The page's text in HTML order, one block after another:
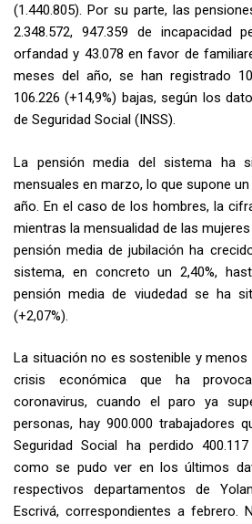
(1.440.805). Por su parte, las
2.348.572, 947.359 de incapacidad
orfandad y 43.078 en favor de
meses del año, se han registrado
106.226 (+14,9%) bajas, según los
de Seguridad Social (INSS).
La pensión media del sistema ha
mensuales en marzo, lo que supone
año. En el caso de los hombres, la
mientras la mensualidad de las
pensión media de jubilación ha
sistema, en concreto un 2,40%,
pensión media de viudedad se ha
(+2,07%).
La situación no es sostenible y
crisis económica que ha
coronavirus, cuando el paro ya
personas, hay 900.000 trabajadores
Seguridad Social ha perdido
como se pudo ver en los últimos
respectivos departamentos de
Escrivá, correspondientes a febrero.